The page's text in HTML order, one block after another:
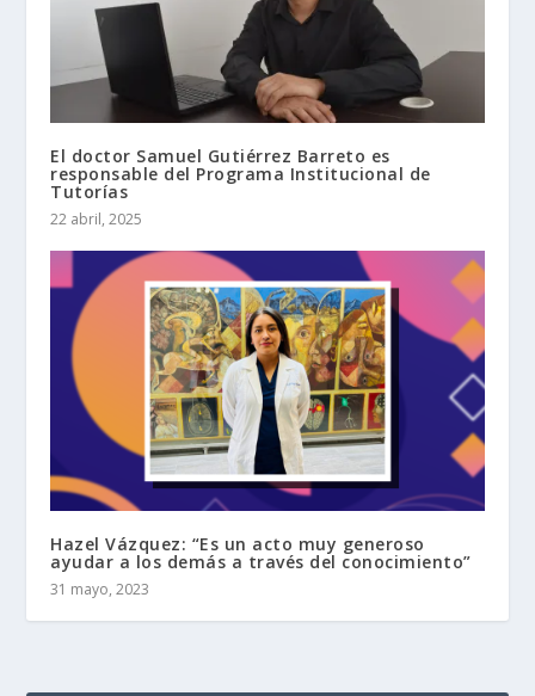
El doctor Samuel Gutiérrez Barreto es
responsable del Programa Institucional de
Tutorías
22 abril, 2025
Hazel Vázquez: “Es un acto muy generoso
ayudar a los demás a través del conocimiento”
31 mayo, 2023